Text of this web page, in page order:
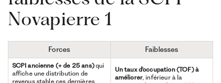
Novapierre 1
Forces Faiblesses
SCPI ancienne (+ de 25 ans)qui
affiche une distribution de
revenus stable ces dernières
Un taux d'occupation (TOF) à
améliorer, inférieur à la